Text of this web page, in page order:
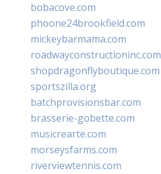
bobacove.com
phoone24brookfield.com
mickeybarmama.com
roadwayconstructioninc.com
shopdragonflyboutique.com
sportszilla.org
batchprovisionsbar.com
brasserie-gobette.com
musicrearte.com
morseysfarms.com
riverviewtennis.com